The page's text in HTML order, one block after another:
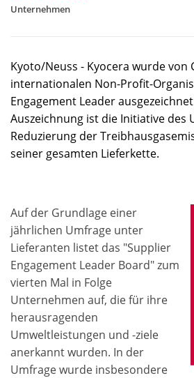
Unternehmen
Kyoto/Neuss - Kyocera wurde von
internationalen Non-Profit-
Engagement Leader
Auszeichnung ist die Initiative des
Reduzierung der
seiner gesamten Lieferkette.
Auf der Grundlage einer
jährlichen Umfrage unter
Lieferanten listet das "Supplier
Engagement Leader Board" zum
vierten Mal in Folge
Unternehmen auf, die für ihre
herausragenden
Umweltleistungen und -ziele
anerkannt wurden. In der
Umfrage wurde insbesondere